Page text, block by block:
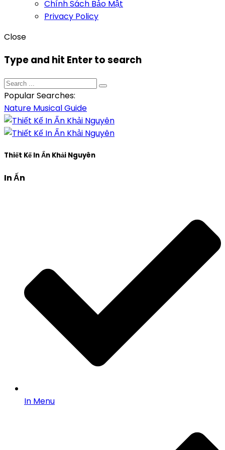
Chính Sách Bảo Mật
Privacy Policy
Close
Type and hit Enter to search
Popular Searches:
Nature MusicalGuide
Thiết Kế In Ấn Khải Nguyên
In Ấn
In Menu